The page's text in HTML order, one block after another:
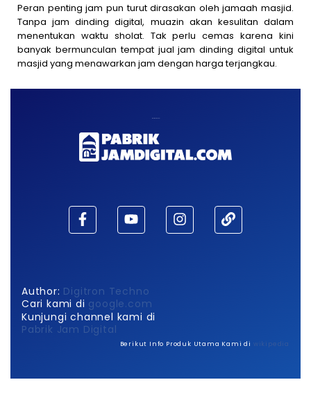
Peran penting jam pun turut dirasakan oleh jamaah masjid.
Tanpa jam dinding digital, muazin akan kesulitan dalam
menentukan waktu sholat. Tak perlu cemas karena kini
banyak bermunculan tempat jual jam dinding digital untuk
masjid yang menawarkan jam dengan harga terjangkau.
Author: Digitron Techno
Cari kami di google.com
Kunjungi channel kami di
Pabrik Jam Digital
Berikut Info Produk Utama Kami di wikipedia